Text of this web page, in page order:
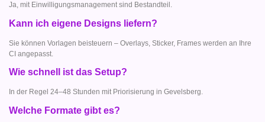
Ja, mit Einwilligungsmanagement sind Bestandteil.
Kann ich eigene Designs liefern?
Sie können Vorlagen beisteuern – Overlays, Sticker, Frames werden an Ihre
CI angepasst.
Wie schnell ist das Setup?
In der Regel 24–48 Stunden mit Priorisierung in Gevelsberg.
Welche Formate gibt es?